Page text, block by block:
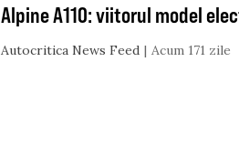
Alpine A110: viitorul model
Autocritica News Feed Acum 171 zile